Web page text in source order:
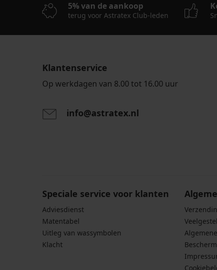
5% van de aankoop
terug voor Astratex Club-leden
Klantenservice
Op werkdagen van 8.00 tot 16.00 uur
info@astratex.nl
Speciale service voor klanten
Adviesdienst
Matentabel
Uitleg van wassymbolen
Klacht